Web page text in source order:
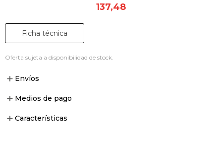
137,48
Ficha técnica
Oferta sujeta a disponibilidad de stock.
Envíos
Medios de pago
Características